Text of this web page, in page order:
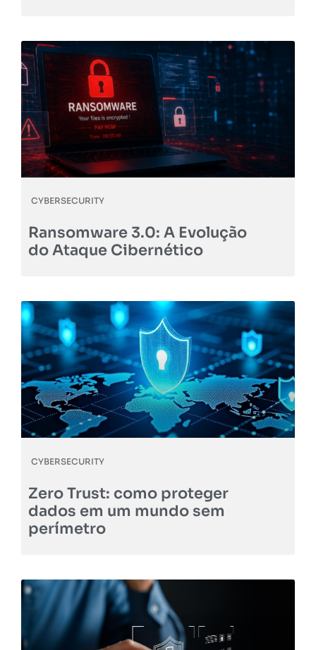
CYBERSECURITY
Ransomware 3.0: A Evolução
do Ataque Cibernético
CYBERSECURITY
Zero Trust: como proteger
dados em um mundo sem
perímetro